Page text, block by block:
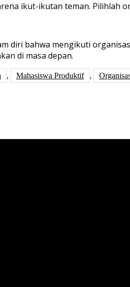
ikut-ikutan teman. Pilihlah
diri bahwa mengikuti
di masa depan.
, Mahasiswa Produktif ,